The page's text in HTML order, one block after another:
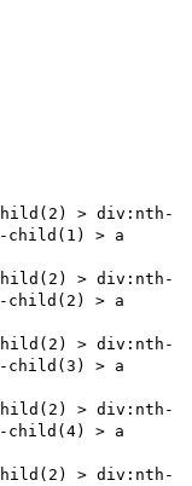
> div:nth-
> a
> div:nth-
> a
> div:nth-
> a
> div:nth-
> a
> div:nth-